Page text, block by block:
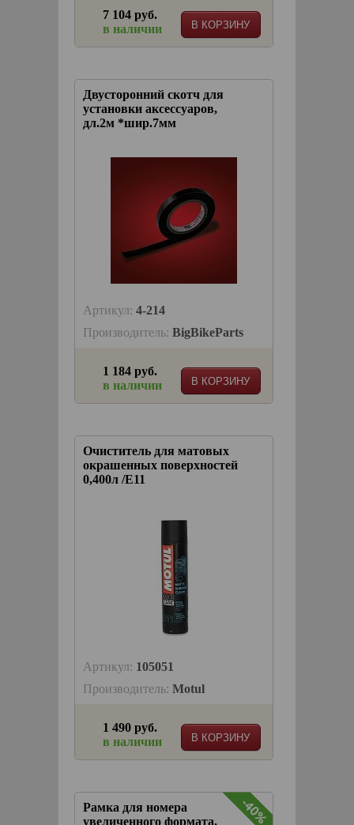
В КОРЗИНУ
7 104 руб.
в наличии
Двусторонний скотч для
установки аксессуаров,
дл.2м *шир.7мм
Артикул: 4-214
Производитель: BigBikeParts
В КОРЗИНУ
1 184 руб.
в наличии
Очиститель для матовых
окрашенных поверхностей
0,400л /E11
Артикул: 105051
Производитель: Motul
В КОРЗИНУ
1 490 руб.
в наличии
Рамка для номера
увеличенного формата,
-40%